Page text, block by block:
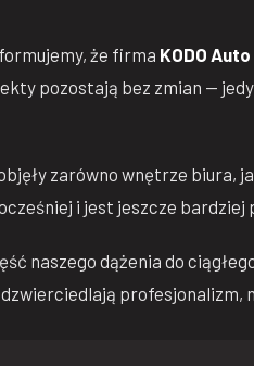
że firma KODO
pozostają bez zmian —
zarówno wnętrze biura,
i jest jeszcze bardziej
naszego dążenia do
profesjonalizm,